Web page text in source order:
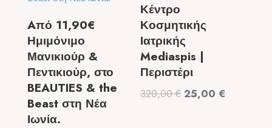
Aπό 11,90€
Ημιμόνιμο
Μανικιούρ &
Πεντικιούρ, στο
BEAUTIES & the
Beast στη Νέα
Ιωνία.
Κέντρο
Κοσμητικής
Ιατρικής
Mediaspis |
Περιστέρι
320,00€ Original
25,00 €